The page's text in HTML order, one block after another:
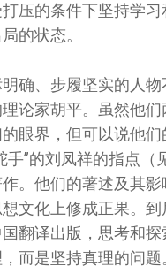
压的条件下坚持学习
的状态。
确、步履坚实的人物
论家胡平。 虽然他们
眼界， 但可以说他
”的刘凤祥的指点（
。 他们的著述及其
文化上修成正果。到
翻译出版， 思考和探
而是坚持真理的问题